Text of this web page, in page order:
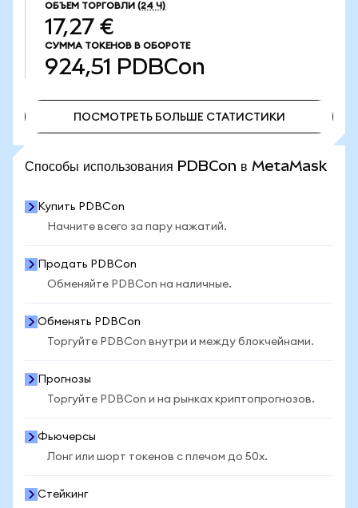
ОБЪЕМ ТОРГОВЛИ (24 Ч)
17,27 €
СУММА ТОКЕНОВ В ОБОРОТЕ
924,51 PDBCon
ПОСМОТРЕТЬ БОЛЬШЕ СТАТИСТИКИ
Способы использования PDBCon в MetaMask
Купить PDBCon
Начните всего за пару нажатий.
Продать PDBCon
Обменяйте PDBCon на наличные.
Обменять PDBCon
Торгуйте PDBCon внутри и между блокчейнами.
Прогнозы
Торгуйте PDBCon и на рынках криптопрогнозов.
Фьючерсы
Лонг или шорт токенов с плечом до 50x.
Стейкинг